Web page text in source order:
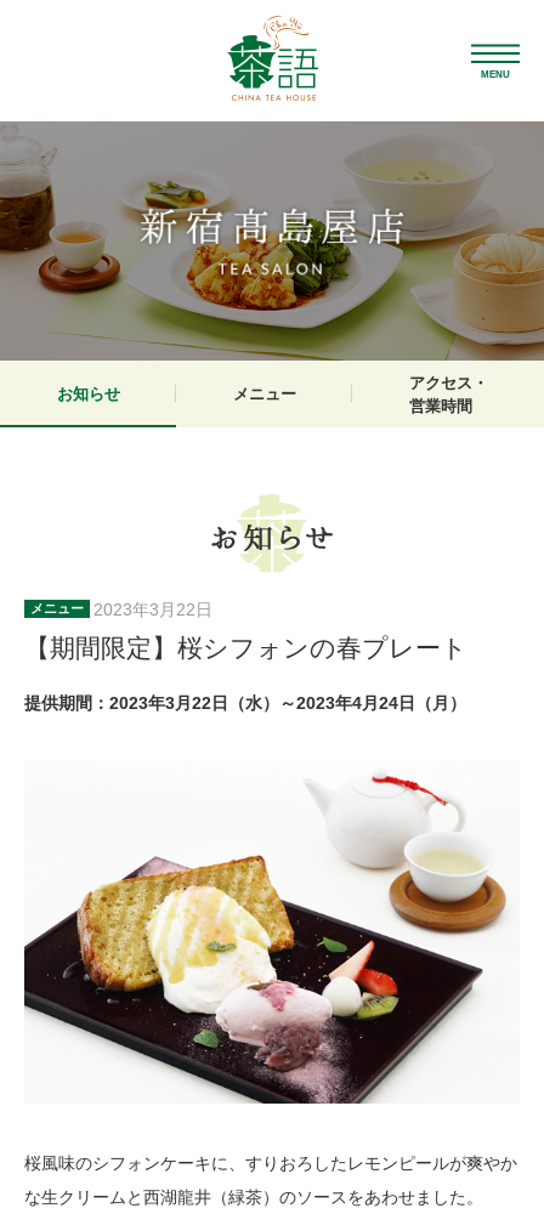
MENU
お知らせ メニュー
アクセス・
営業時間
メニュー 2023年3月22日
【期間限定】桜シフォンの春プレート
提供期間：2023年3月22日（水）～2023年4月24日（月）
桜風味のシフォンケーキに、すりおろしたレモンピールが爽やか
な生クリームと西湖龍井（緑茶）のソースをあわせました。